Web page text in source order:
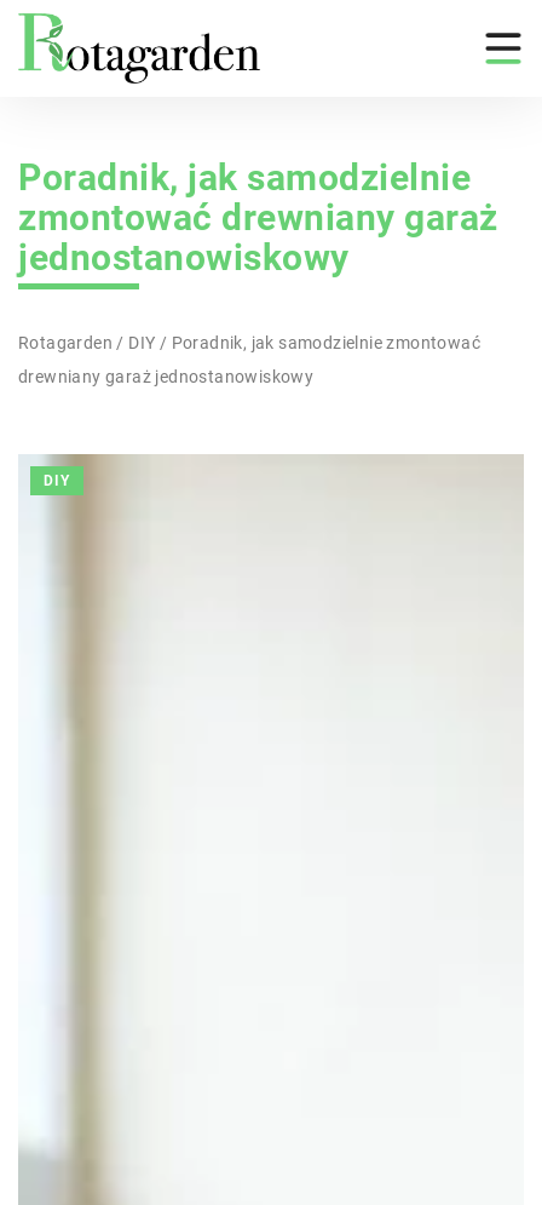
Poradnik, jak samodzielnie
zmontować drewniany garaż
jednostanowiskowy
Rotagarden / DIY / Poradnik, jak samodzielnie zmontować
drewniany garaż jednostanowiskowy
DIY